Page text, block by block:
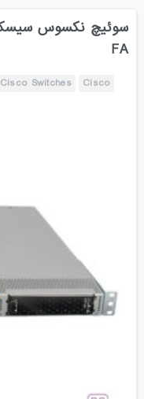
FA
Cisco
Cisco Switches